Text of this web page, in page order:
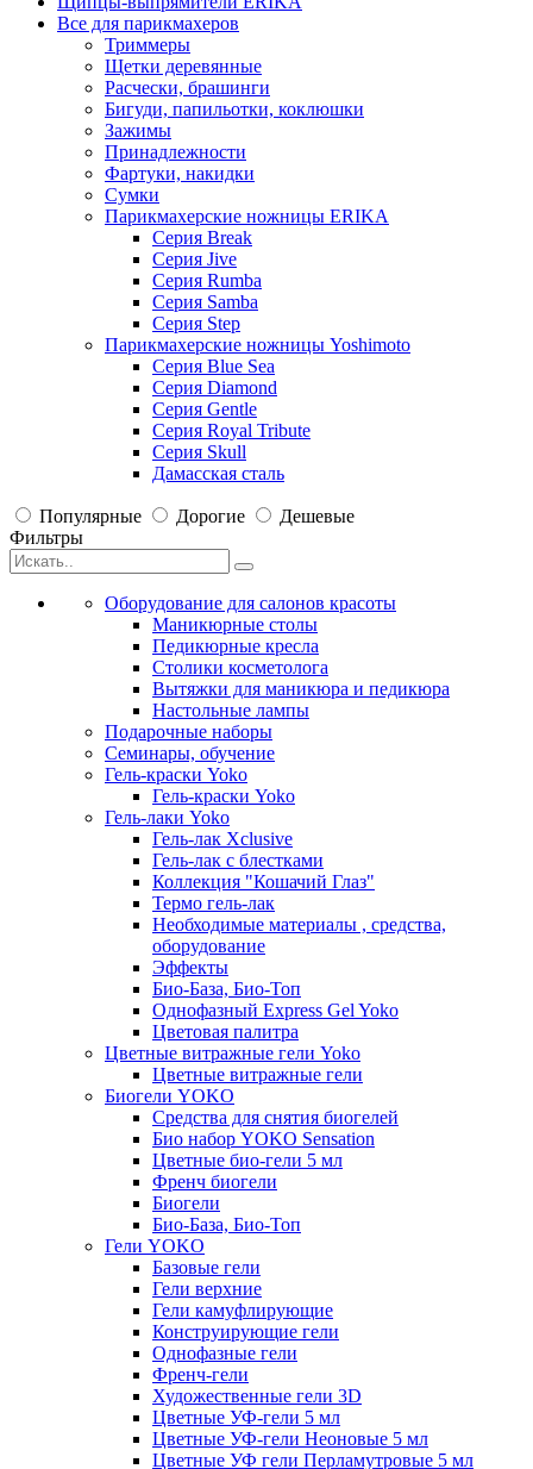
Все для парикмахеров
Триммеры
Щетки деревянные
Расчески, брашинги
Бигуди, папильотки, коклюшки
Зажимы
Принадлежности
Фартуки, накидки
Сумки
Парикмахерские ножницы ERIKA
Серия Break
Серия Jive
Серия Rumba
Серия Samba
Серия Step
Парикмахерские ножницы Yoshimoto
Серия Blue Sea
Серия Diamond
Серия Gentle
Серия Royal Tribute
Серия Skull
Дамасская сталь
Популярные Дорогие
Дешевые
Фильтры
Оборудование для салонов красоты
Маникюрные столы
Педикюрные кресла
Столики косметолога
Вытяжки для маникюра и педикюра
Настольные лампы
Подарочные наборы
Семинары, обучение
Гель-краски Yoko
Гель-краски Yoko
Гель-лаки Yoko
Гель-лак Xclusive
Гель-лак с блестками
Коллекция "Кошачий Глаз"
Термо гель-лак
Необходимые материалы , средства,
оборудование
Эффекты
Био-База, Био-Топ
Однофазный Express Gel Yoko
Цветовая палитра
Цветные витражные гели Yoko
Цветные витражные гели
Биогели YOKO
Средства для снятия биогелей
Био набор YOKO Sensation
Цветные био-гели 5 мл
Френч биогели
Биогели
Био-База, Био-Топ
Гели YOKO
Базовые гели
Гели верхние
Гели камуфлирующие
Конструирующие гели
Однофазные гели
Френч-гели
Художественные гели 3D
Цветные УФ-гели 5 мл
Цветные УФ-гели Неоновые 5 мл
Цветные УФ гели Перламутровые 5 мл